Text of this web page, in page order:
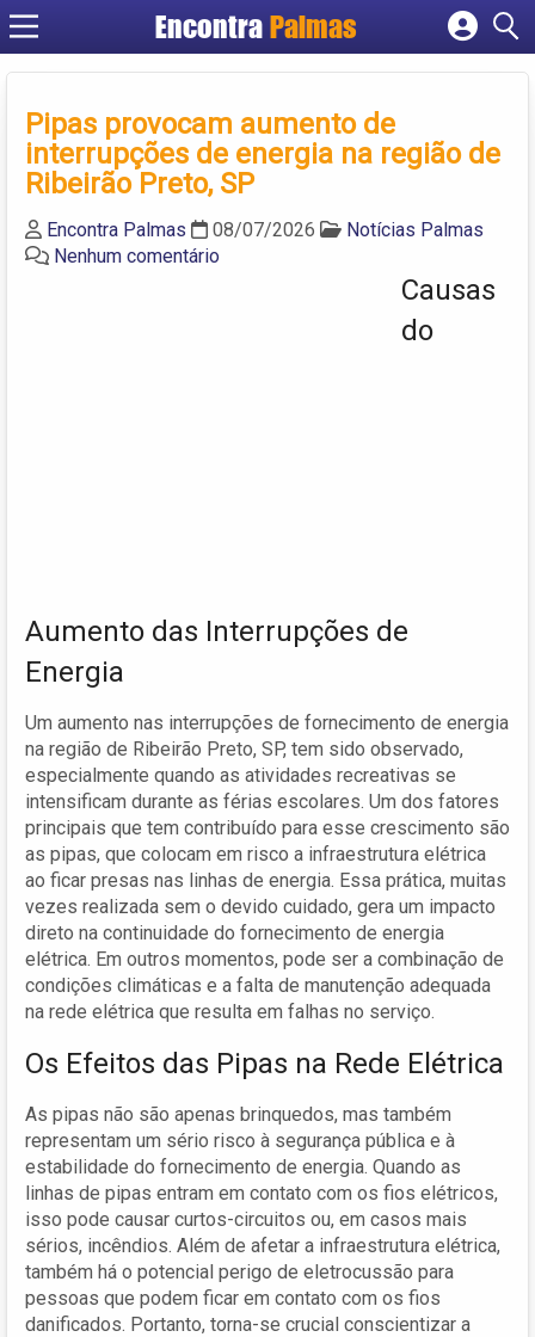
Encontra Palmas
Cadastrar empresa
Criar conta
Pipas provocam aumento de
interrupções de energia na região de
Ribeirão Preto, SP
Encontra Palmas 08/07/2026
Notícias Palmas
Nenhum comentário
Causas
do
Aumento das Interrupções de
Energia
Um aumento nas interrupções de fornecimento de energia
na região de Ribeirão Preto, SP, tem sido observado,
especialmente quando as atividades recreativas se
intensificam durante as férias escolares. Um dos fatores
principais que tem contribuído para esse crescimento são
as pipas, que colocam em risco a infraestrutura elétrica
ao ficar presas nas linhas de energia. Essa prática, muitas
vezes realizada sem o devido cuidado, gera um impacto
direto na continuidade do fornecimento de energia
elétrica. Em outros momentos, pode ser a combinação de
condições climáticas e a falta de manutenção adequada
na rede elétrica que resulta em falhas no serviço.
Os Efeitos das Pipas na Rede Elétrica
As pipas não são apenas brinquedos, mas também
representam um sério risco à segurança pública e à
estabilidade do fornecimento de energia. Quando as
linhas de pipas entram em contato com os fios elétricos,
isso pode causar curtos-circuitos ou, em casos mais
sérios, incêndios. Além de afetar a infraestrutura elétrica,
também há o potencial perigo de eletrocussão para
pessoas que podem ficar em contato com os fios
danificados. Portanto, torna-se crucial conscientizar a